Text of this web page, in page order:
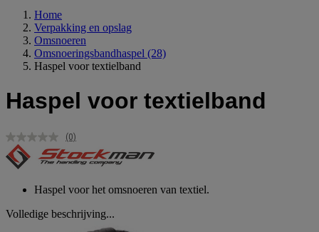
Home
Verpakking en opslag
Omsnoeren
Omsnoeringsbandhaspel (28)
Haspel voor textielband
Haspel voor textielband
Geen
scorewaarde.
Dezelfde
(0)
Haspel voor het omsnoeren van textiel.
Volledige beschrijving...